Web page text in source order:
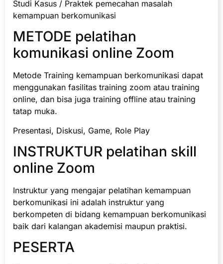
Studi Kasus / Praktek pemecahan masalah
kemampuan berkomunikasi
METODE pelatihan
komunikasi online Zoom
Metode Training kemampuan berkomunikasi dapat
menggunakan fasilitas training zoom atau training
online, dan bisa juga training offline atau training
tatap muka.
Presentasi, Diskusi, Game, Role Play
INSTRUKTUR pelatihan skill
online Zoom
Instruktur yang mengajar pelatihan kemampuan
berkomunikasi ini adalah instruktur yang
berkompeten di bidang kemampuan berkomunikasi
baik dari kalangan akademisi maupun praktisi.
PESERTA